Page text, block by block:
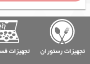
تجهیزات رستوران تجهیزات